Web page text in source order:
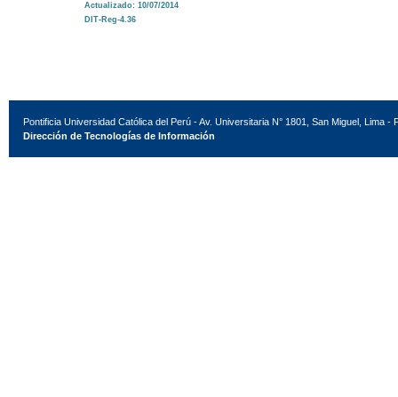
Actualizado: 10/07/2014
DIT-Reg-4.36
Pontificia Universidad Católica del Perú - Av. Universitaria N° 1801, San Miguel, Lima -
Dirección de Tecnologías de Información